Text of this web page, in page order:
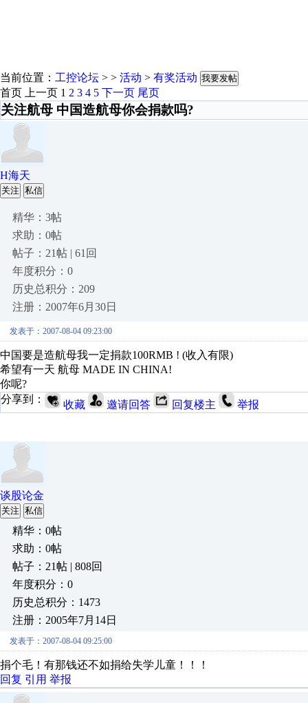
当前位置： 工控论坛 > > 活动 > 有奖活动 我要发帖
首页 上一页 1 2 3 4 5 下一页 尾页
关注航母 中国造航母你会捐款吗?
H海天
关注 私信
精华：3帖
求助：0帖
帖子：21帖 | 61回
年度积分：0
历史总积分：209
注册：2007年6月30日
发表于：2007-08-04 09:23:00
中国要是造航母我一定捐款100RMB ! (收入有限)
希望有一天 航母 MADE IN CHINA!
你呢?
分享到：
收藏 邀请回答 回复楼主 举报
谈股论金
关注 私信
精华：0帖
求助：0帖
帖子：21帖 | 808回
年度积分：0
历史总积分：1473
注册：2005年7月14日
发表于：2007-08-04 09:25:00
捐个毛！有那钱还不如捐给失学儿童！！！
回复 引用 举报